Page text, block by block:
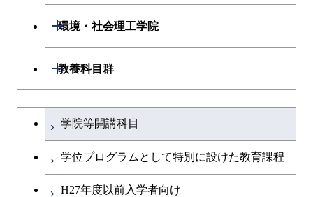
エネルギーコース
原子核工学コース
人間医療科学技術コース
応用化学コース
ース
原子核工学コース
専門科目
知能情報コース
情報工学コース
知能情報コース
エネルギー・情報コース
専門科目
生命理工学系
開閉
ライフエンジニアリングコ
ース
環境・社会理工学院
開閉
建築学系
開閉
コース
都市・環境学コース
コース
開閉
教養科目群
開閉
文系教養科目
英語科目
第二外国語科目
大学院課程を切り替える
学院等開講科目
学位プログラムとして特別に設けた教育課程
H27年度以前入学者向け